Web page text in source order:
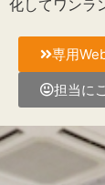
化してワンラ
専用
担当に